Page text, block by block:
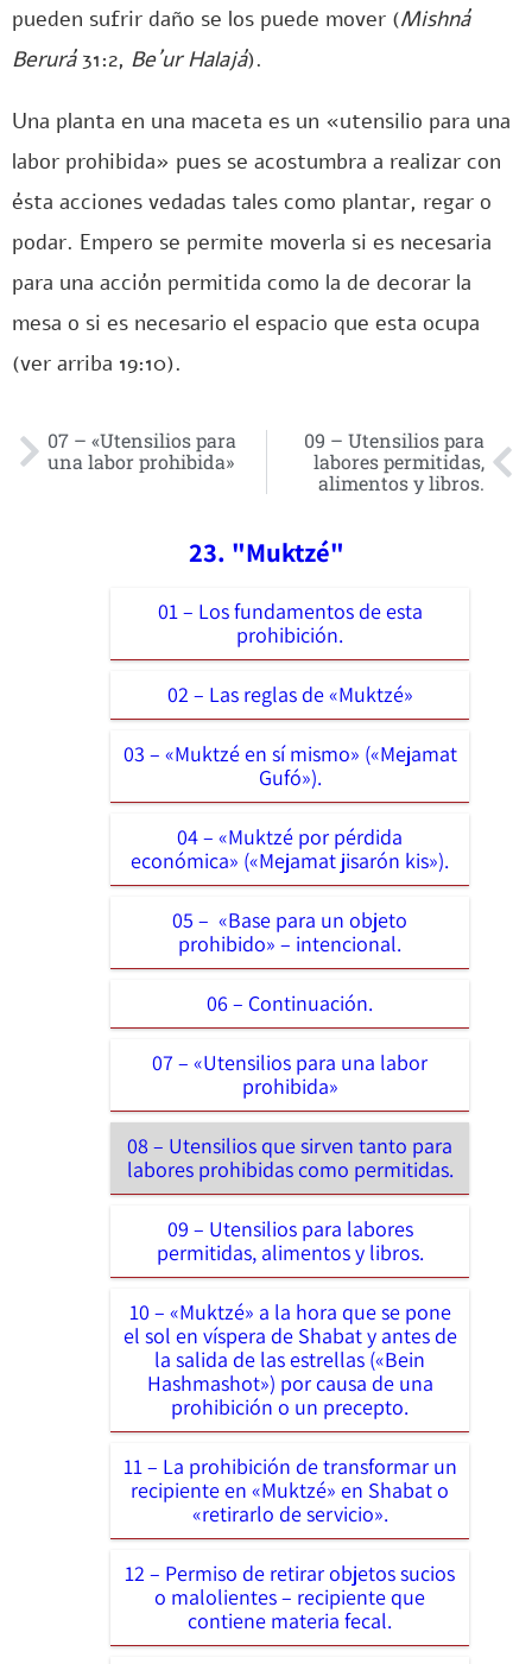
pueden sufrir daño se los puede mover (Mishná
Berurá31:2, Be´ur Halajá).
Una planta en una maceta es un «utensilio para una
labor prohibida» pues se acostumbra a realizar con
ésta acciones vedadas tales como plantar, regar o
podar. Empero se permite moverla si es necesaria
para una acción permitida como la de decorar la
mesa o si es necesario el espacio que esta ocupa
(ver arriba 19:10).
07 – «Utensilios para
una labor prohibida»
09 – Utensilios para
labores permitidas,
alimentos y libros.
23. "Muktzé"
01 – Los fundamentos de esta
prohibición.
02 – Las reglas de «Muktzé»
03 – «Muktzé en sí mismo» («Mejamat
Gufó»).
04 – «Muktzé por pérdida
económica» («Mejamat jisarón kis»).
05 – «Base para un objeto
prohibido» – intencional.
06 – Continuación.
07 – «Utensilios para una labor
prohibida»
08 – Utensilios que sirven tanto para
labores prohibidas como permitidas.
09 – Utensilios para labores
permitidas, alimentos y libros.
10 – «Muktzé» a la hora que se pone
el sol en víspera de Shabat y antes de
la salida de las estrellas («Bein
Hashmashot») por causa de una
prohibición o un precepto.
11 – La prohibición de transformar un
recipiente en «Muktzé» en Shabat o
«retirarlo de servicio».
12 – Permiso de retirar objetos sucios
o malolientes – recipiente que
contiene materia fecal.